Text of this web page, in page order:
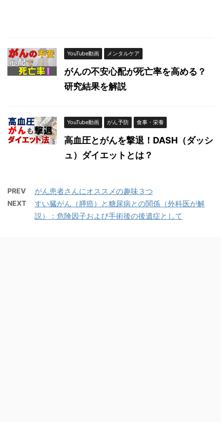
YouTube動画 メンタルケア
がんの不安心配が死亡率を高める？
研究結果を解説
YouTube動画 がん予防 食事・栄養
高血圧とがんを撃退！DASH（ダッシ
ュ）ダイエットとは？
PREV がん患者さんにオススメの趣味３つ
NEXT
すい臓がん（膵癌）と糖尿病との関係（外科医が解
説）：危険因子および手術後の後遺症として